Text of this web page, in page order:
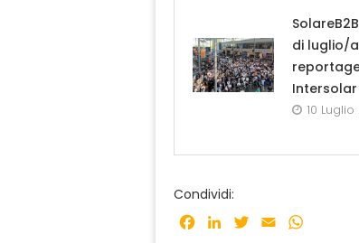
di luglio/
Intersolar
10
Condividi:
Facebook
LinkedInTwitter
Email